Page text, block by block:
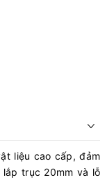
liệu cao cấp, đảm
trục 20mm và lỗ